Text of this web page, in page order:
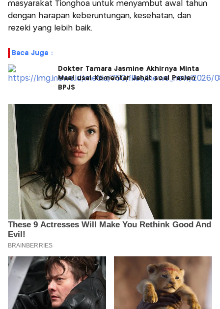
masyarakat Tionghoa untuk menyambut awal tahun
dengan harapan keberuntungan, kesehatan, dan
rezeki yang lebih baik.
Baca Juga :
Dokter Tamara Jasmine Akhirnya Minta
Maaf usai Komentar Jahat soal Pasien
BPJS